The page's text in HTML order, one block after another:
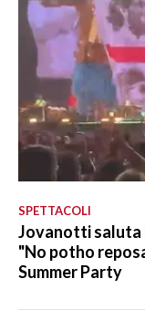
SPETTACOLI
Jovanotti saluta
"No potho
Summer Party